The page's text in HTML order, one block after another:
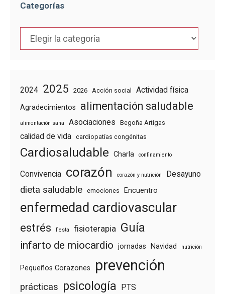
Categorías
Categorías
2024 2025 2026 Acción social Actividad física
Agradecimientos alimentación saludable
alimentación sana Asociaciones Begoña Artigas
calidad de vida cardiopatías congénitas
Cardiosaludable Charla confinamiento
Convivencia corazón corazón y nutrición Desayuno
dieta saludable emociones Encuentro
enfermedad cardiovascular
estrés fiesta fisioterapia Guía
infarto de miocardio jornadas Navidad nutrición
Pequeños Corazones prevención
prácticas psicología PTS